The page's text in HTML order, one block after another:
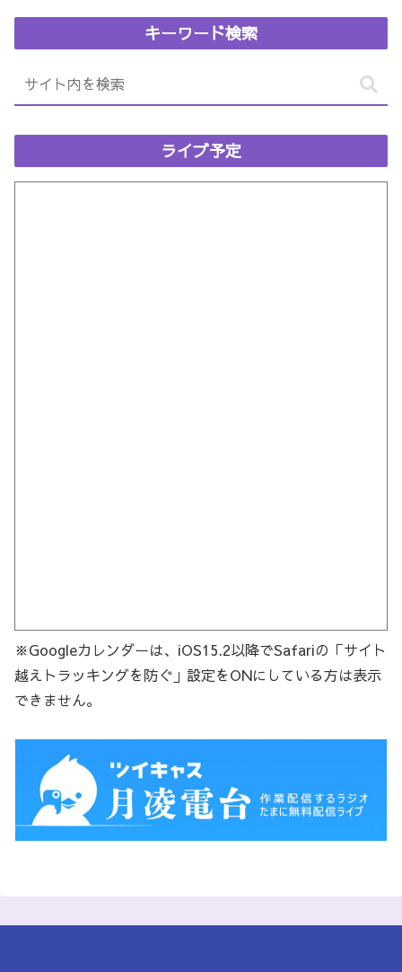
キーワード検索
ライブ予定
※Googleカレンダーは、iOS15.2以降でSafariの「サイト
越えトラッキングを防ぐ」設定をONにしている方は表示
できません。